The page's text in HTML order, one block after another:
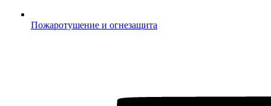
Пожаротушение и огнезащита